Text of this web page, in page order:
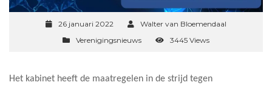
26 januari 2022
Walter van Bloemendaal
Verenigingsnieuws
3445 Views
Het kabinet heeft de maatregelen in de strijd tegen